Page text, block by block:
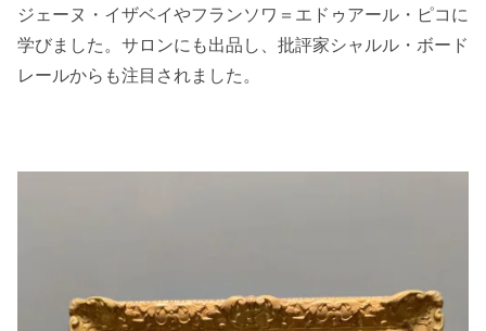
ジェーヌ・イザベイやフランソワ＝エドゥアール・ピコに
学びました。サロンにも出品し、批評家シャルル・ボード
レールからも注目されました。